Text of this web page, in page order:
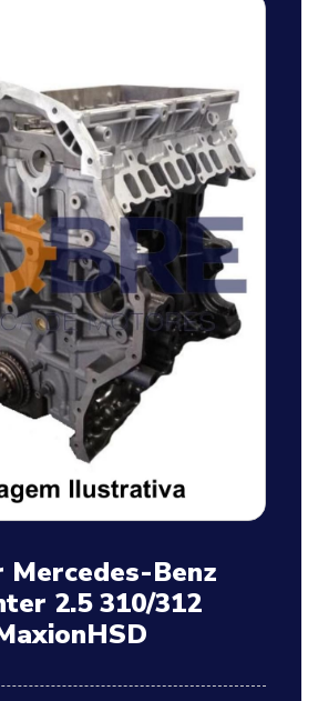
Mercedes-Benz
2.5 310/312